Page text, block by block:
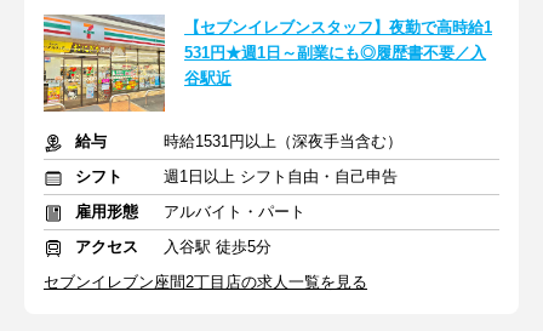
【セブンイレブンスタッフ】夜勤で高時給1
531円★週1日～副業にも◎履歴書不要／入
谷駅近
給与
時給1531円以上（深夜手当含む）
シフト
週1日以上 シフト自由・自己申告
雇用形態
アルバイト・パート
アクセス
入谷駅 徒歩5分
セブンイレブン座間2丁目店の求人一覧を見る